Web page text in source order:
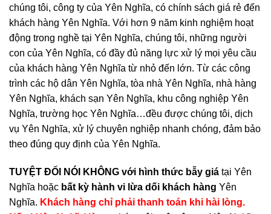
chúng tôi, công ty của Yên Nghĩa, có chính sách giá rẻ đến
khách hàng Yên Nghĩa. Với hơn 9 năm kinh nghiệm hoạt
động trong nghề tại Yên Nghĩa, chúng tôi, những người
con của Yên Nghĩa, có đầy đủ năng lực xử lý mọi yêu cầu
của khách hàng Yên Nghĩa từ nhỏ đến lớn. Từ các công
trình các hộ dân Yên Nghĩa, tòa nhà Yên Nghĩa, nhà hàng
Yên Nghĩa, khách sạn Yên Nghĩa, khu công nghiệp Yên
Nghĩa, trường học Yên Nghĩa…đều được chúng tôi, dịch
vụ Yên Nghĩa, xử lý chuyên nghiệp nhanh chóng, đảm bảo
theo đúng quy định của Yên Nghĩa.
TUYỆT ĐỐI NÓI KHÔNG với hình thức bẫy giá tại Yên
Nghĩa hoặc bất kỳ hành vi lừa dối khách hàng Yên
Nghĩa. Khách hàng chỉ phải thanh toán khi hài lòng.